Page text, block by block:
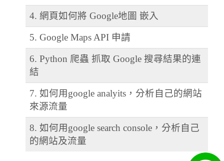
4. 網頁如何將 Google地圖 嵌入
5. Google Maps API 申請
6. Python 爬蟲 抓取 Google 搜尋結果的連
結
7. 如何用google analyits，分析自己的網站
來源流量
8. 如何用google search console，分析自己
的網站及流量